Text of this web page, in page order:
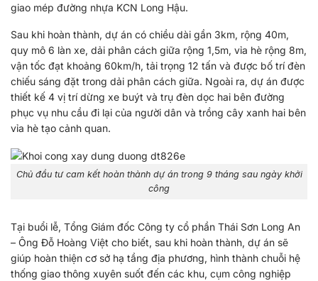
giao mép đường nhựa KCN Long Hậu.
Sau khi hoàn thành, dự án có chiều dài gần 3km, rộng 40m,
quy mô 6 làn xe, dải phân cách giữa rộng 1,5m, vỉa hè rộng 8m,
vận tốc đạt khoảng 60km/h, tải trọng 12 tấn và được bố trí đèn
chiếu sáng đặt trong dải phân cách giữa. Ngoài ra, dự án được
thiết kế 4 vị trí dừng xe buýt và trụ đèn dọc hai bên đường
phục vụ nhu cầu đi lại của người dân và trồng cây xanh hai bên
vỉa hè tạo cảnh quan.
Chủ đầu tư cam kết hoàn thành dự án trong 9 tháng sau ngày khởi
công
Tại buổi lễ, Tổng Giám đốc Công ty cổ phần Thái Sơn Long An
– Ông Đỗ Hoàng Việt cho biết, sau khi hoàn thành, dự án sẽ
giúp hoàn thiện cơ sở hạ tầng địa phương, hình thành chuỗi hệ
thống giao thông xuyên suốt đến các khu, cụm công nghiệp